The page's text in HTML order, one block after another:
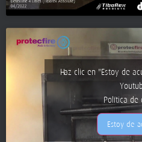
Haz clic en "Estoy de
Política de
Estoy de